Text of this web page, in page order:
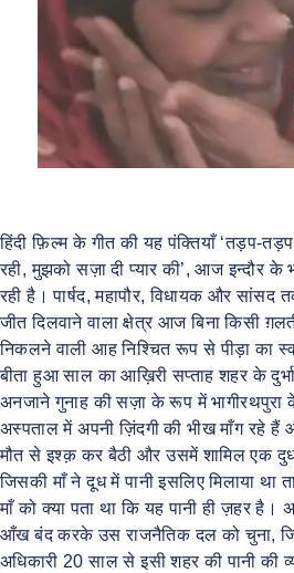
हिंदी फ़िल्म के गीत की यह पंक्तियाँ ‘तड़प-
रही, मुझको सज़ा दी प्यार की’, आज इन्दौर के
रही है। पार्षद, महापौर, विधायक और
जीत दिलवाने वाला क्षेत्र आज बिना किसी
निकलने वाली आह निश्चित रूप से पीड़ा का
बीता हुआ साल का आख़िरी सप्ताह शहर के
अनजाने गुनाह की सज़ा के रूप में
अस्पताल में अपनी ज़िंदगी की भीख माँग रहे हैं
मौत से इश्क़ कर बैठी और उसमें शामिल एक
जिसकी माँ ने दूध में पानी इसलिए मिलाया
माँ को क्या पता था कि यह पानी ही ज़हर है।
आँख बंद करके उस राजनैतिक दल को चुना,
अधिकारी 20 साल से इसी शहर की पानी की